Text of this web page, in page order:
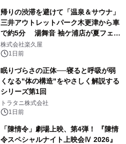
アーティストを フィーチャーしたアニ
メーションを公開～
帰りの渋滞を避けて「温泉＆サウナ」
三井アウトレットパーク木更津から車
で約5分 湯舞音 袖ケ浦店が夏フェア
メニューを提供
株式会社楽久屋
1日前
眠りづらさの正体──寝ると呼吸が弱
くなる"体の構造"をやさしく解説する
シリーズ第1回
トラタニ株式会社
1日前
「陳情令」劇場上映、第4弾！ 『陳情
令スペシャルナイト上映会Ⅳ 2026』